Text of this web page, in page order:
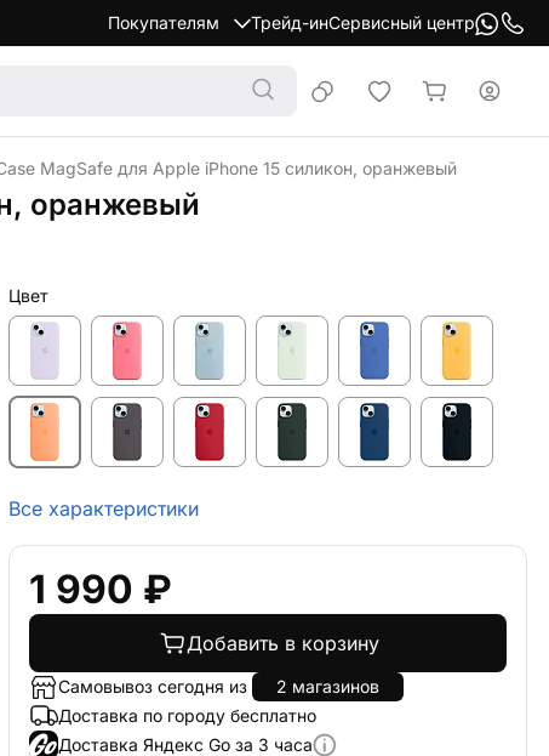
Покупателям Трейд-инСервисный центр
MagSafe для Apple iPhone 15 силикон, оранжевый
оранжевый
Цвет
Все характеристики
1 990 ₽
Добавить в корзину
Самовывоз сегодня из
2 магазинов
Доставка по городу бесплатно
Доставка Яндекс Go за 3 часа